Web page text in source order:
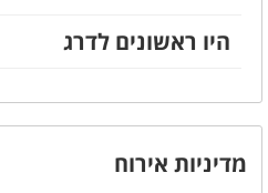
סלון מעוצב
מערכת ישיבה
היו ראשונים לדרג
מדיניות אירוח